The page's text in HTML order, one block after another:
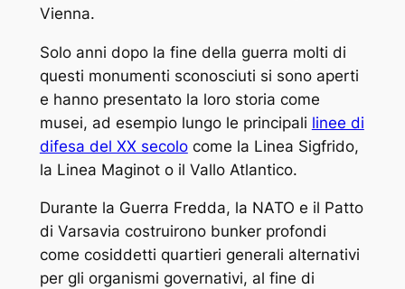
Vienna.
Solo anni dopo la fine della guerra molti di
questi monumenti sconosciuti si sono aperti
e hanno presentato la loro storia come
musei, ad esempio lungo le principali linee di
difesa del XX secolocome la Linea Sigfrido,
la Linea Maginot o il Vallo Atlantico.
Durante la Guerra Fredda, la NATO e il Patto
di Varsavia costruirono bunker profondi
come cosiddetti quartieri generali alternativi
per gli organismi governativi, al fine di